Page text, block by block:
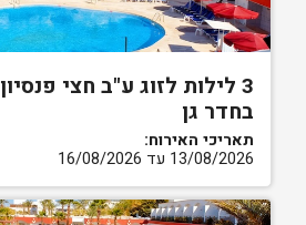
3 לילות לזוג ע"ב חצי פנסיון
בחדר גן
תאריכי האירוח:
13/08/2026 עד 16/08/2026